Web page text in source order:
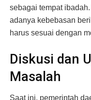
sebagai tempat
adanya kebebasan
harus sesuai dengan
Diskusi dan
Masalah
Saat ini, pemerintah